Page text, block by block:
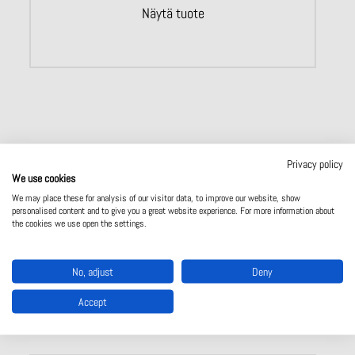
Näytä tuote
Uusimpia tuotteita
Privacy policy
We use cookies
We may place these for analysis of our visitor data, to improve our website, show
personalised content and to give you a great website experience. For more information about
the cookies we use open the settings.
No, adjust Deny
Accept